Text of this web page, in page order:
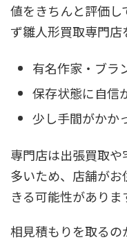
値をきちんと評価
ず雛人形買取専門店
有名作家・ブラ
保存状態に自信
少し手間がかか
専門店は出張買取
多いため、店舗が
きる可能性がありま
相見積もりを取るの